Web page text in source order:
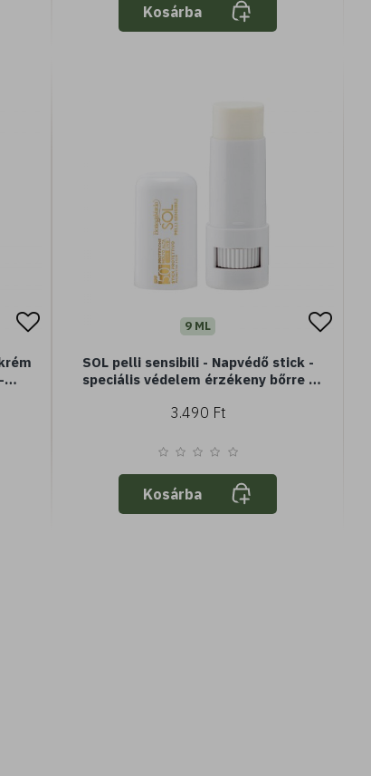
Kosárba
9 ML
SOL pelli sensibili - Napvédő stick -
speciális védelem érzékeny bőrre -
védelem SPF50+ - vízálló
3.490 Ft
Kosárba